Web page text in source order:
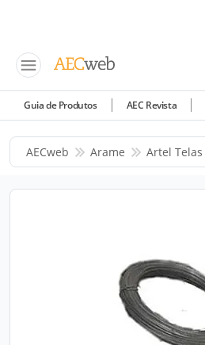
Guia de Produtos AEC Revista
AECweb Arame Artel Telas